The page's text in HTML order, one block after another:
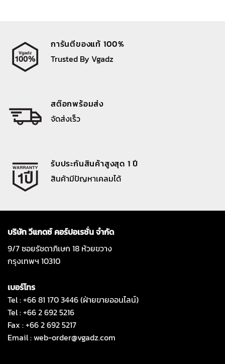
การันตีของแท้ 100%
Trusted By Vgadz
สต๊อกพร้อมส่ง
จัดส่งเร็ว
รับประกันสินค้าสูงสุด 1 ปี
สินค้ามีปัญหาเคลมได้
บริษัท วีแกดซ์ คอร์ปอเรชั่น จำกัด
9/7 ซอยรัชดาภิเษก 18 ห้วยขวาง
กรุงเทพฯ 10310
เบอร์โทร
Tel : +66 81 170 3446 (ฝ่ายขายออนไลน์)
Tel : +66 2 692 5216
Fax : +66 2 692 5217
Email :web-order@vgadz.com